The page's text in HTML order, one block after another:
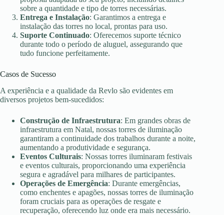
sobre a quantidade e tipo de torres necessárias.
Entrega e Instalação: Garantimos a entrega e
instalação das torres no local, prontas para uso.
Suporte Continuado: Oferecemos suporte técnico
durante todo o período de aluguel, assegurando que
tudo funcione perfeitamente.
Casos de Sucesso
A experiência e a qualidade da Revlo são evidentes em
diversos projetos bem-sucedidos:
Construção de Infraestrutura: Em grandes obras de
infraestrutura em Natal, nossas torres de iluminação
garantiram a continuidade dos trabalhos durante a noite,
aumentando a produtividade e segurança.
Eventos Culturais: Nossas torres iluminaram festivais
e eventos culturais, proporcionando uma experiência
segura e agradável para milhares de participantes.
Operações de Emergência: Durante emergências,
como enchentes e apagões, nossas torres de iluminação
foram cruciais para as operações de resgate e
recuperação, oferecendo luz onde era mais necessário.